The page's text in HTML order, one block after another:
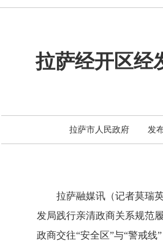
拉萨经开区经
拉萨市人民政府 发
拉萨融媒讯（记者莫瑞
发局践行亲清政商关系规范
政商交往“安全区”与“警戒